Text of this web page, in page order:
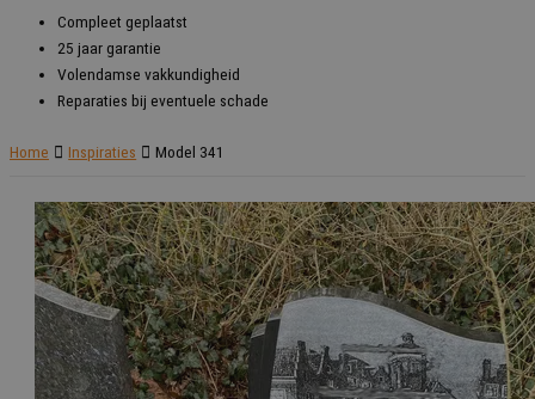
Compleet geplaatst
25 jaar garantie
Volendamse vakkundigheid
Reparaties bij eventuele schade
Home Inspiraties Model 341